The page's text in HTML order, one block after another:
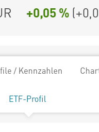
+0,05 % (
/ Kennzahlen
ETF-Profil